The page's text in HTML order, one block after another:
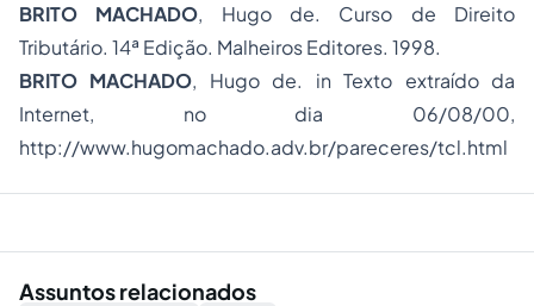
BRITO MACHADO, Hugo de. Curso de Direito
Tributário. 14ª Edição. Malheiros Editores. 1998.
BRITO MACHADO, Hugo de. inTexto extraído da
Internet, no dia 06/08/00,
http://www.hugomachado.adv.br/pareceres/tcl.html
Assuntos relacionados